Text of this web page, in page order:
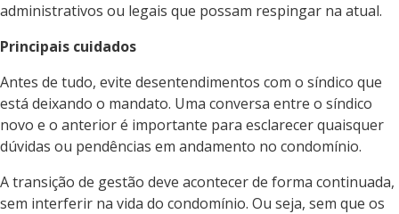
administrativos ou legais que possam respingar na atual.
Principais cuidados
Antes de tudo, evite desentendimentos com o síndico que
está deixando o mandato. Uma conversa entre o síndico
novo e o anterior é importante para esclarecer quaisquer
dúvidas ou pendências em andamento no condomínio.
A transição de gestão deve acontecer de forma continuada,
sem interferir na vida do condomínio. Ou seja, sem que os